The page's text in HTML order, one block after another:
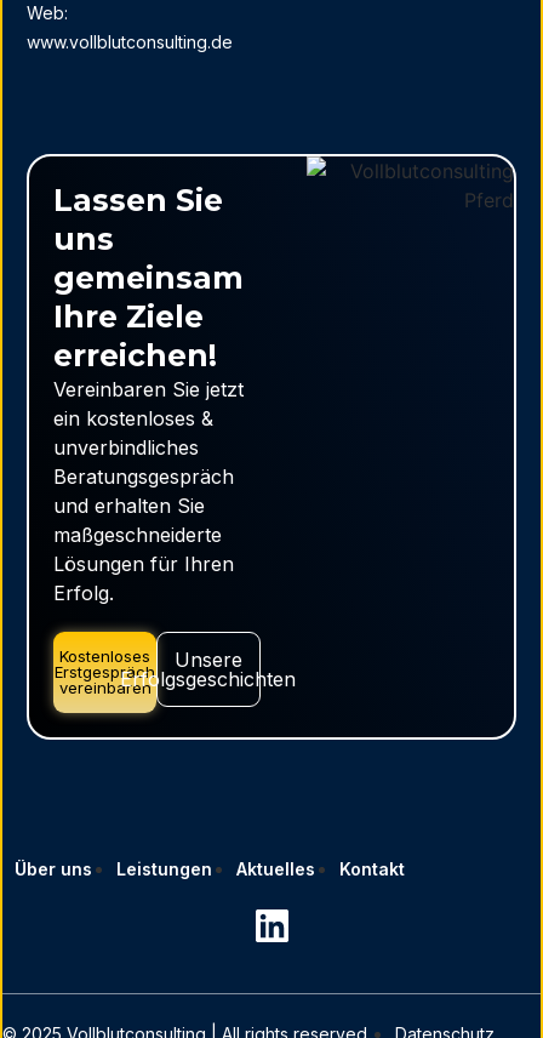
Web:
www.vollblutconsulting.de
Lassen Sie
uns
gemeinsam
Ihre Ziele
erreichen!
Vereinbaren Sie jetzt
ein kostenloses &
unverbindliches
Beratungsgespräch
und erhalten Sie
maßgeschneiderte
Lösungen für Ihren
Erfolg.
Kostenloses
Erstgespräch
vereinbaren
Unsere
Erfolgsgeschichten
Über uns Leistungen Aktuelles Kontakt
© 2025 Vollblutconsulting | All rights reserved. Datenschutz